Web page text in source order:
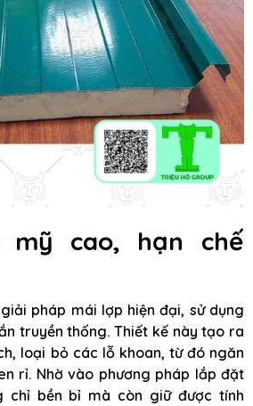
mỹ cao, hạn chế
pháp mái lợp hiện đại, sử dụng
truyền thống. Thiết kế này tạo ra
loại bỏ các lỗ khoan, từ đó ngăn
rỉ. Nhờ vào phương pháp lắp đặt
chỉ bền bỉ mà còn giữ được tính